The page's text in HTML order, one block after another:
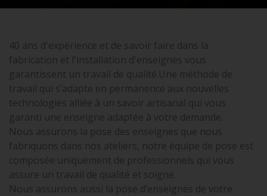
40 ans d'expérience et de savoir faire dans la
fabrication et l'installation d'enseignes vous
garantissent un travail de qualité.Une méthode de
travail qui s’adapte en permanence aux nouvelles
technologies alliée à un savoir artisanal qui vous
garanti une enseigne adaptée à votre demande.
Nous assurons la pose des enseignes que nous
fabriquons dans nos ateliers, notre équipe de pose est
composée uniquement de professionnels qui vous
assure un travail de qualité et soigné.
Nous assurons aussi la pose d’enseignes de votre